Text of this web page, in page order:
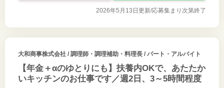
2026年5月13日更新/応募集まり次第終了
大和商事株式会社/ 調理師・調理補助・料理長 / パート・アルバイト
【年金＋αのゆとりにも】扶養内OKで、あたたか
いキッチンのお仕事です／週2日、3～5時間程度